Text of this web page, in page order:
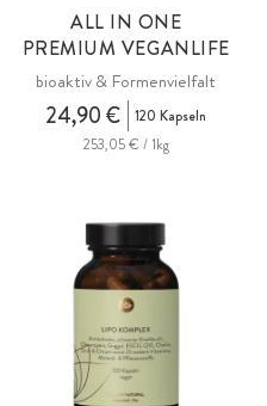
ALL IN ONE
PREMIUM VEGANLIFE
bioaktiv & Formenvielfalt
24,90 €
120 Kapseln
253,05 € / 1kg